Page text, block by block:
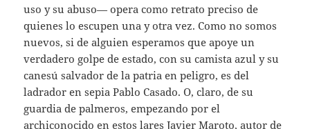
uso y su abuso— opera como retrato preciso de
quienes lo escupen una y otra vez. Como no somos
nuevos, si de alguien esperamos que apoye un
verdadero golpe de estado, con su camista azul y su
canesú salvador de la patria en peligro, es del
ladrador en sepia Pablo Casado. O, claro, de su
guardia de palmeros, empezando por el
archiconocido en estos lares Javier Maroto, autor de